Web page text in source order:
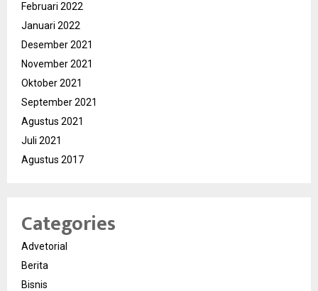
Februari 2022
Januari 2022
Desember 2021
November 2021
Oktober 2021
September 2021
Agustus 2021
Juli 2021
Agustus 2017
Categories
Advetorial
Berita
Bisnis